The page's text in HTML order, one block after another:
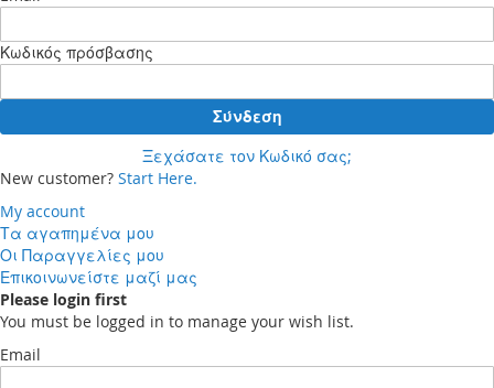
Κωδικός πρόσβασης
Σύνδεση
Ξεχάσατε τον Κωδικό σας;
New customer? Start Here.
My account
Τα αγαπημένα μου
Οι Παραγγελίες μου
Επικοινωνείστε μαζί μας
Please login first
You must be logged in to manage your wish list.
Email